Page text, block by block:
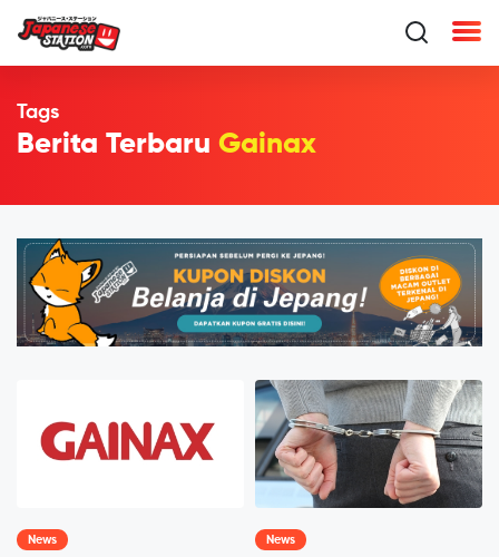
Tags
Berita Terbaru Gainax
News News